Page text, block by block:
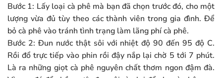
Bước 1: Lấy loại cà phê mà bạn đã chọn trước đó, cho một
lượng vừa đủ tùy theo các thành viên trong gia đình. Để
bỏ cà phê vào tránh tình trạng làm lãng phí cà phê.
Bước 2: Đun nước thật sôi với nhiệt độ 90 đến 95 độ C.
Rồi đổ trực tiếp vào phin rồi đậy nắp lại chờ 5 tới 7 phút.
Là ra những giọt cà phê nguyên chất thơm ngon đậm đà.